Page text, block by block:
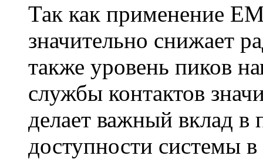
Так как применение
значительно снижает
также уровень пиков
службы контактов
делает важный вклад
доступности системы